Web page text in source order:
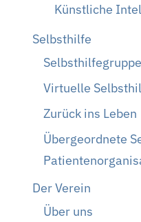
Künstliche
Selbsthilfe
Virtuelle
Zurück ins Leben
Übergeordnete
Der Verein
Über uns